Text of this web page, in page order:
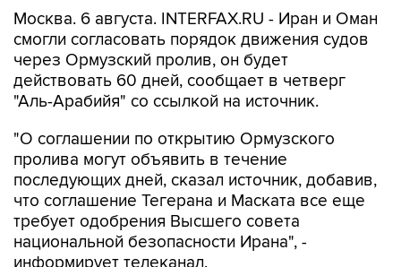
Москва. 6 августа. INTERFAX.RU - Иран и Оман
смогли согласовать порядок движения судов
через Ормузский пролив, он будет
действовать 60 дней, сообщает в четверг
"Аль-Арабийя" со ссылкой на источник.
"О соглашении по открытию Ормузского
пролива могут объявить в течение
последующих дней, сказал источник, добавив,
что соглашение Тегерана и Маската все еще
требует одобрения Высшего совета
национальной безопасности Ирана", -